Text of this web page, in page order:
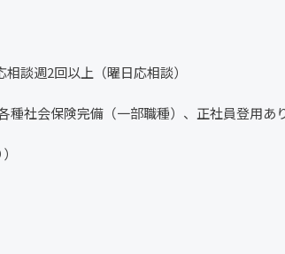
談週2回以上（曜日応相談）
社会保険完備（一部職種）、正社員登用あ